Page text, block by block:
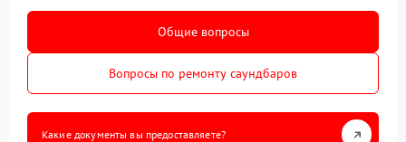
Общие вопросы
Вопросы по ремонту саундбаров
Какие документы вы предоставляете?